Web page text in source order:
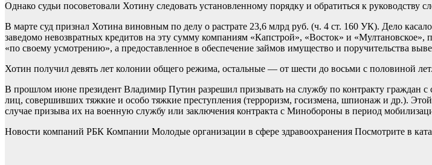
Однако судьи посоветовали Хотину следовать установленному порядку и обратиться к руководству
В марте суд признал Хотина виновным по делу о растрате 23,6 млрд руб. (ч. 4 ст. 160 УК). Дело
заведомо невозвратных кредитов на эту сумму компаниям «Капстрой», «Восток» и
«по своему усмотрению», а предоставленное в обеспечение займов имущество и поручительства
Хотин получил девять лет колонии общего режима, остальные — от шести до восьми с половиной лет.
В прошлом июне президент Владимир Путин разрешил призывать на службу по контракту граждан
лиц, совершивших тяжкие и особо тяжкие преступления (терроризм, госизмена, шпионаж и др.).
случае призыва их на военную службу или заключения контракта с Минобороны в период
Новости компаний РБК Компании Молодые организации в сфере здравоохранения Посмотрите в